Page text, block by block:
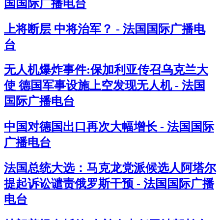
国国际广播电台
上将断层 中将治军？ - 法国国际广播电
台
无人机爆炸事件:保加利亚传召乌克兰大
使 德国军事设施上空发现无人机 - 法国
国际广播电台
中国对德国出口再次大幅增长 - 法国国际
广播电台
法国总统大选：马克龙党派候选人阿塔尔
提起诉讼谴责俄罗斯干预 - 法国国际广播
电台